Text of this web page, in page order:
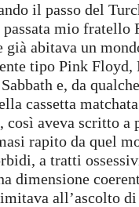
il passo del
mio fratello
già abitava un
tipo Pink Floyd,
e, da
cassetta
, così aveva scritto a
rapito da quel
a tratti
dimensione
all’ascolto di